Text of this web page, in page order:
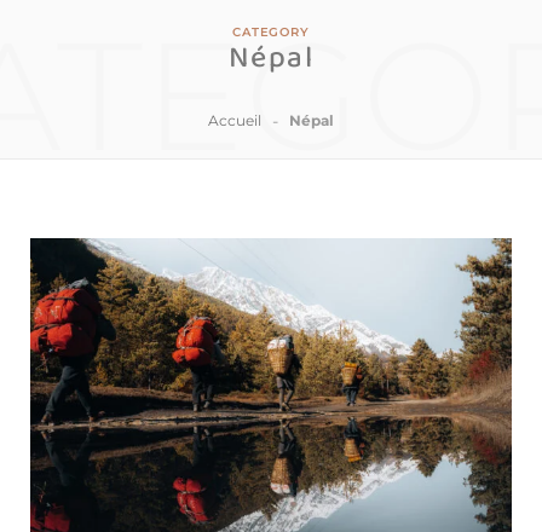
CATEGORY
Népal
Accueil - Népal